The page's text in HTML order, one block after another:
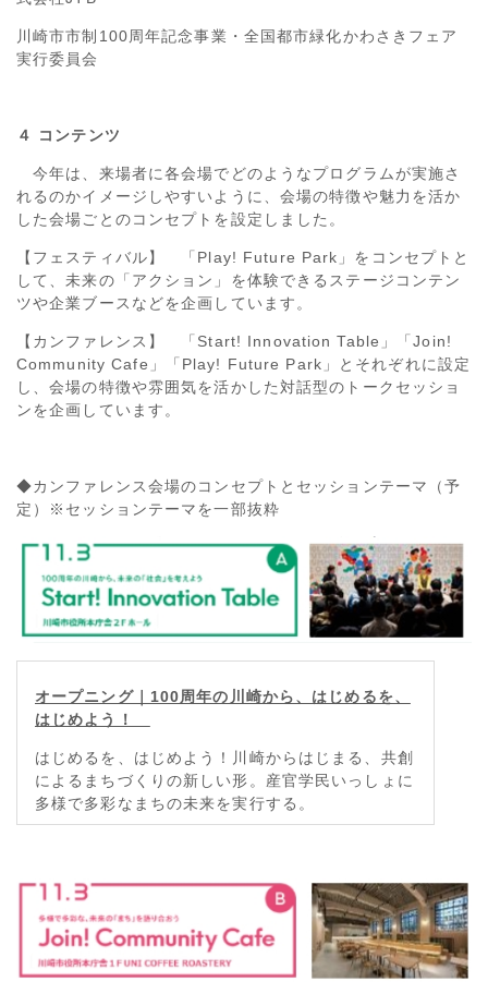
川崎市市制100周年記念事業・全国都市緑化かわさきフェア
実行委員会
４ コンテンツ
今年は、来場者に各会場でどのようなプログラムが実施さ
れるのかイメージしやすいように、会場の特徴や魅力を活か
した会場ごとのコンセプトを設定しました。
【フェスティバル】 「Play! Future Park」をコンセプトと
して、未来の「アクション」を体験できるステージコンテン
ツや企業ブースなどを企画しています。
【カンファレンス】 「Start! Innovation Table」「Join!
Community Cafe」「Play! Future Park」とそれぞれに設定
し、会場の特徴や雰囲気を活かした対話型のトークセッショ
ンを企画しています。
◆カンファレンス会場のコンセプトとセッションテーマ（予
定）※セッションテーマを一部抜粋
オープニング｜100周年の川崎から、はじめるを、
はじめよう！
はじめるを、はじめよう！川崎からはじまる、共創
によるまちづくりの新しい形。産官学民いっしょに
多様で多彩なまちの未来を実行する。